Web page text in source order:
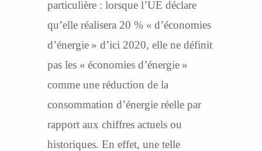
particulière : lorsque l’UE déclare
qu’elle réalisera 20 % « d’économies
d’énergie » d’ici 2020, elle ne définit
pas les « économies d’énergie »
comme une réduction de la
consommation d’énergie réelle par
rapport aux chiffres actuels ou
historiques. En effet, une telle